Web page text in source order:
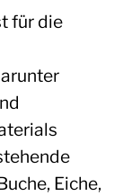
für die
Eiche,